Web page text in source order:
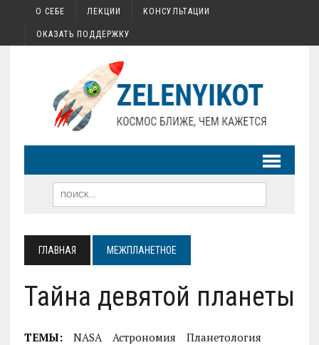
О СЕБЕ ЛЕКЦИИ КОНСУЛЬТАЦИИ
ОКАЗАТЬ ПОДДЕРЖКУ
ГЛАВНАЯ МЕЖПЛАНЕТНОЕ
Тайна девятой планеты
ТЕМЫ: NASA Астрономия
Планетология